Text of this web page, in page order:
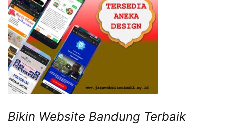
Bikin Website Bandung Terbaik